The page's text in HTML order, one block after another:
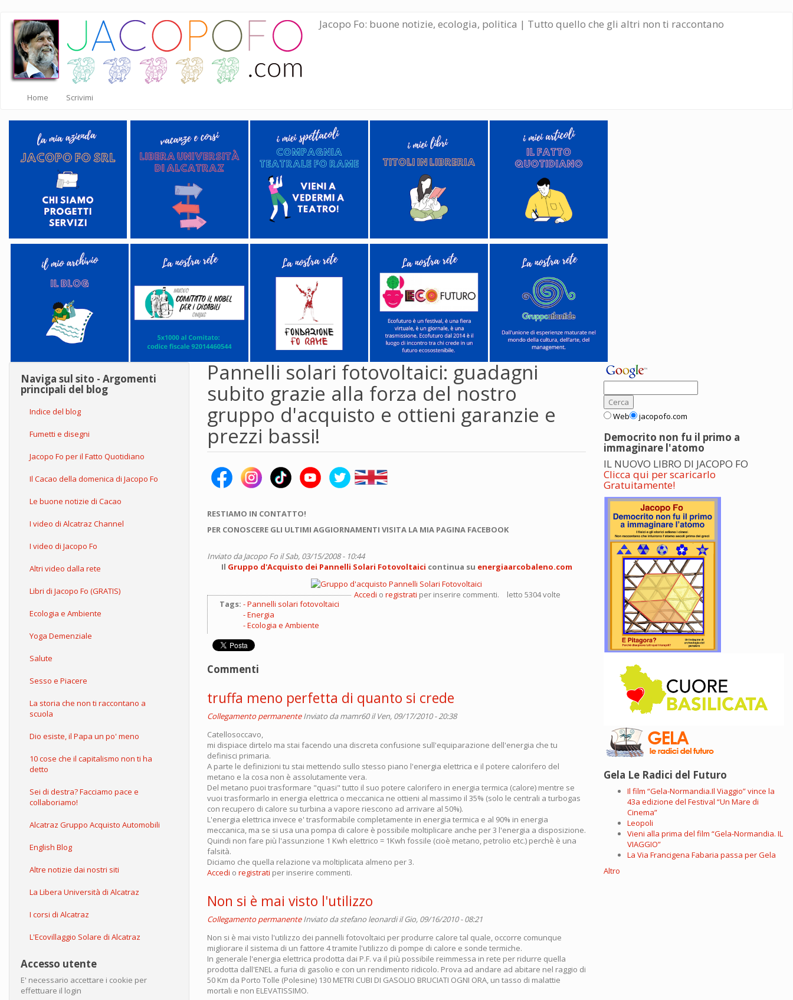
Salta
contenuto
principale
Jacopo Fo: buone notizie, ecologia, politica | Tutto quello che gli altri non ti raccontano
Home Scrivimi
Naviga sul sito - Argomenti
principali del blog
Indice del blog
Fumetti e disegni
Jacopo Fo per il Fatto Quotidiano
Il Cacao della domenica di Jacopo Fo
Le buone notizie di Cacao
I video di Alcatraz Channel
I video di Jacopo Fo
Altri video dalla rete
Libri di Jacopo Fo (GRATIS)
Ecologia e Ambiente
Yoga Demenziale
Salute
Sesso e Piacere
La storia che non ti raccontano a
scuola
Dio esiste, il Papa un po' meno
10 cose che il capitalismo non ti ha
detto
Sei di destra? Facciamo pace e
collaboriamo!
Alcatraz Gruppo Acquisto Automobili
English Blog
Altre notizie dai nostri siti
La Libera Università di Alcatraz
I corsi di Alcatraz
L'Ecovillaggio Solare di Alcatraz
Accesso utente
E' necessario accettare i cookie per
effettuare il login
Pannelli solari fotovoltaici: guadagni
subito grazie alla forza del nostro
gruppo d'acquisto e ottieni garanzie e
prezzi bassi!
RESTIAMO IN CONTATTO!
PER CONOSCERE GLI ULTIMI AGGIORNAMENTI VISITA LA MIA PAGINA FACEBOOK
Inviato daJacopo Fo il Sab, 03/15/2008 - 10:44
Il Gruppo d'Acquisto dei Pannelli Solari Fotovoltaici continua su energiaarcobaleno.com
Tags:
Pannelli solari fotovoltaici
Energia
Ecologia e Ambiente
Accedi o registrati per inserire commenti. letto 5304 volte
Commenti
truffa meno perfetta di quanto si crede
Collegamento permanente Inviato damamr60il Ven, 09/17/2010 - 20:38
Catellosoccavo,
mi dispiace dirtelo ma stai facendo una discreta confusione sull'equiparazione dell'energia che tu
definisci primaria.
A parte le definizioni tu stai mettendo sullo stesso piano l'energia elettrica e il potere calorifero del
metano e la cosa non è assolutamente vera.
Del metano puoi trasformare "quasi" tutto il suo potere calorifero in energia termica (calore) mentre se
vuoi trasformarlo in energia elettrica o meccanica ne ottieni al massimo il 35% (solo le centrali a turbogas
con recupero di calore su turbina a vapore riescono ad arrivare al 50%).
L'energia elettrica invece e' trasformabile completamente in energia termica e al 90% in energia
meccanica, ma se si usa una pompa di calore è possibile moltiplicare anche per 3 l'energia a disposizione.
Quindi non fare più l'assunzione 1 Kwh elettrico = 1Kwh fossile (cioè metano, petrolio etc.) perchè è una
falsità.
Diciamo che quella relazione va moltiplicata almeno per 3.
Accedi o registrati per inserire commenti.
Non si è mai visto l'utilizzo
Collegamento permanente Inviato da stefano leonardiil Gio, 09/16/2010 - 08:21
Non si è mai visto l'utilizzo dei pannelli fotovoltaici per produrre calore tal quale, occorre comunque
migliorare il sistema di un fattore 4 tramite l'utilizzo di pompe di calore e sonde termiche.
In generale l'energia elettrica prodotta dai P.F. va il più possibile reimmessa in rete per ridurre quella
prodotta dall'ENEL a furia di gasolio e con un rendimento ridicolo. Prova ad andare ad abitare nel raggio di
50 Km da Porto Tolle (Polesine) 130 METRI CUBI DI GASOLIO BRUCIATI OGNI ORA, un tasso di malattie
mortali e non ELEVATISSIMO.
Web jacopofo.com
Democrito non fu il primo a
immaginare l'atomo
IL NUOVO LIBRO DI JACOPO FO
Clicca qui per scaricarlo
Gratuitamente!
Gela Le Radici del Futuro
Il film “Gela-Normandia.Il Viaggio” vince la
43a edizione del Festival “Un Mare di
Cinema”
Leopoli
Vieni alla prima del film “Gela-Normandia. IL
VIAGGIO”
La Via Francigena Fabaria passa per Gela
Altro